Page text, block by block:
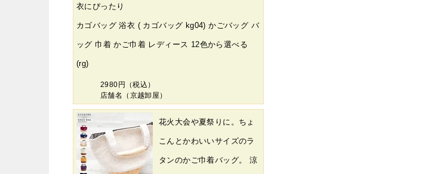
衣にぴったり
カゴバッグ 浴衣 ( カゴバッグ kg04) かごバッグ バ
ッグ 巾着 かご巾着 レディース 12色から選べる
(rg)
2980円（税込）
店舗名（京越卸屋）
花火大会や夏祭りに。ちょ
こんとかわいいサイズのラ
タンのかご巾着バッグ。 涼